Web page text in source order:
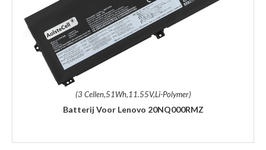
(3 Cellen,51Wh,11.55V,Li-Polymer)
Batterij Voor Lenovo 20NQ000RMZ